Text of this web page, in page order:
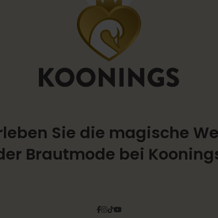
Sie die magische
Brautmode bei
Facebook
Instagram
TiktokPinterest
YouTube